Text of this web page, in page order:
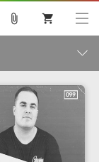
V4X
MEIKO V3
SPITFIRE AUDIO
ンスフリーBGM
attach_file shopping_cart